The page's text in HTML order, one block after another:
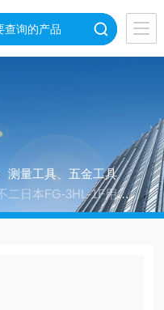
测量工具、五金工具
二日本FG-3HL-1F用于